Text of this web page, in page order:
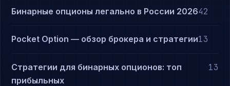
Бинарные опционы легально в России 202642
Pocket Option — обзор брокера и стратегии13
Стратегии для бинарных опционов: топ
прибыльных
13